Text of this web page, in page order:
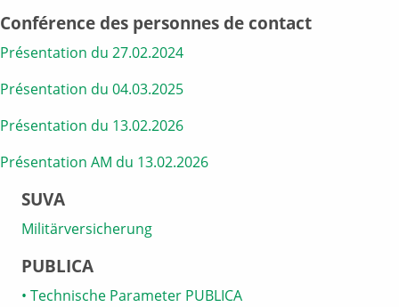
Conférence des personnes de contact
Présentation du 27.02.2024
Présentation du 04.03.2025
Présentation du 13.02.2026
Présentation AM du 13.02.2026
SUVA
Militärversicherung
PUBLICA
• Technische Parameter PUBLICA